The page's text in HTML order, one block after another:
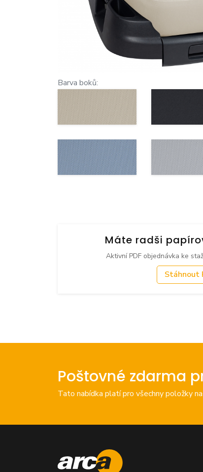
Barva boků:
Máte radši
Aktivní PDF objednávka ke
Stáhnout
Poštovné zdarma
Tato nabídka platí pro všechny položky